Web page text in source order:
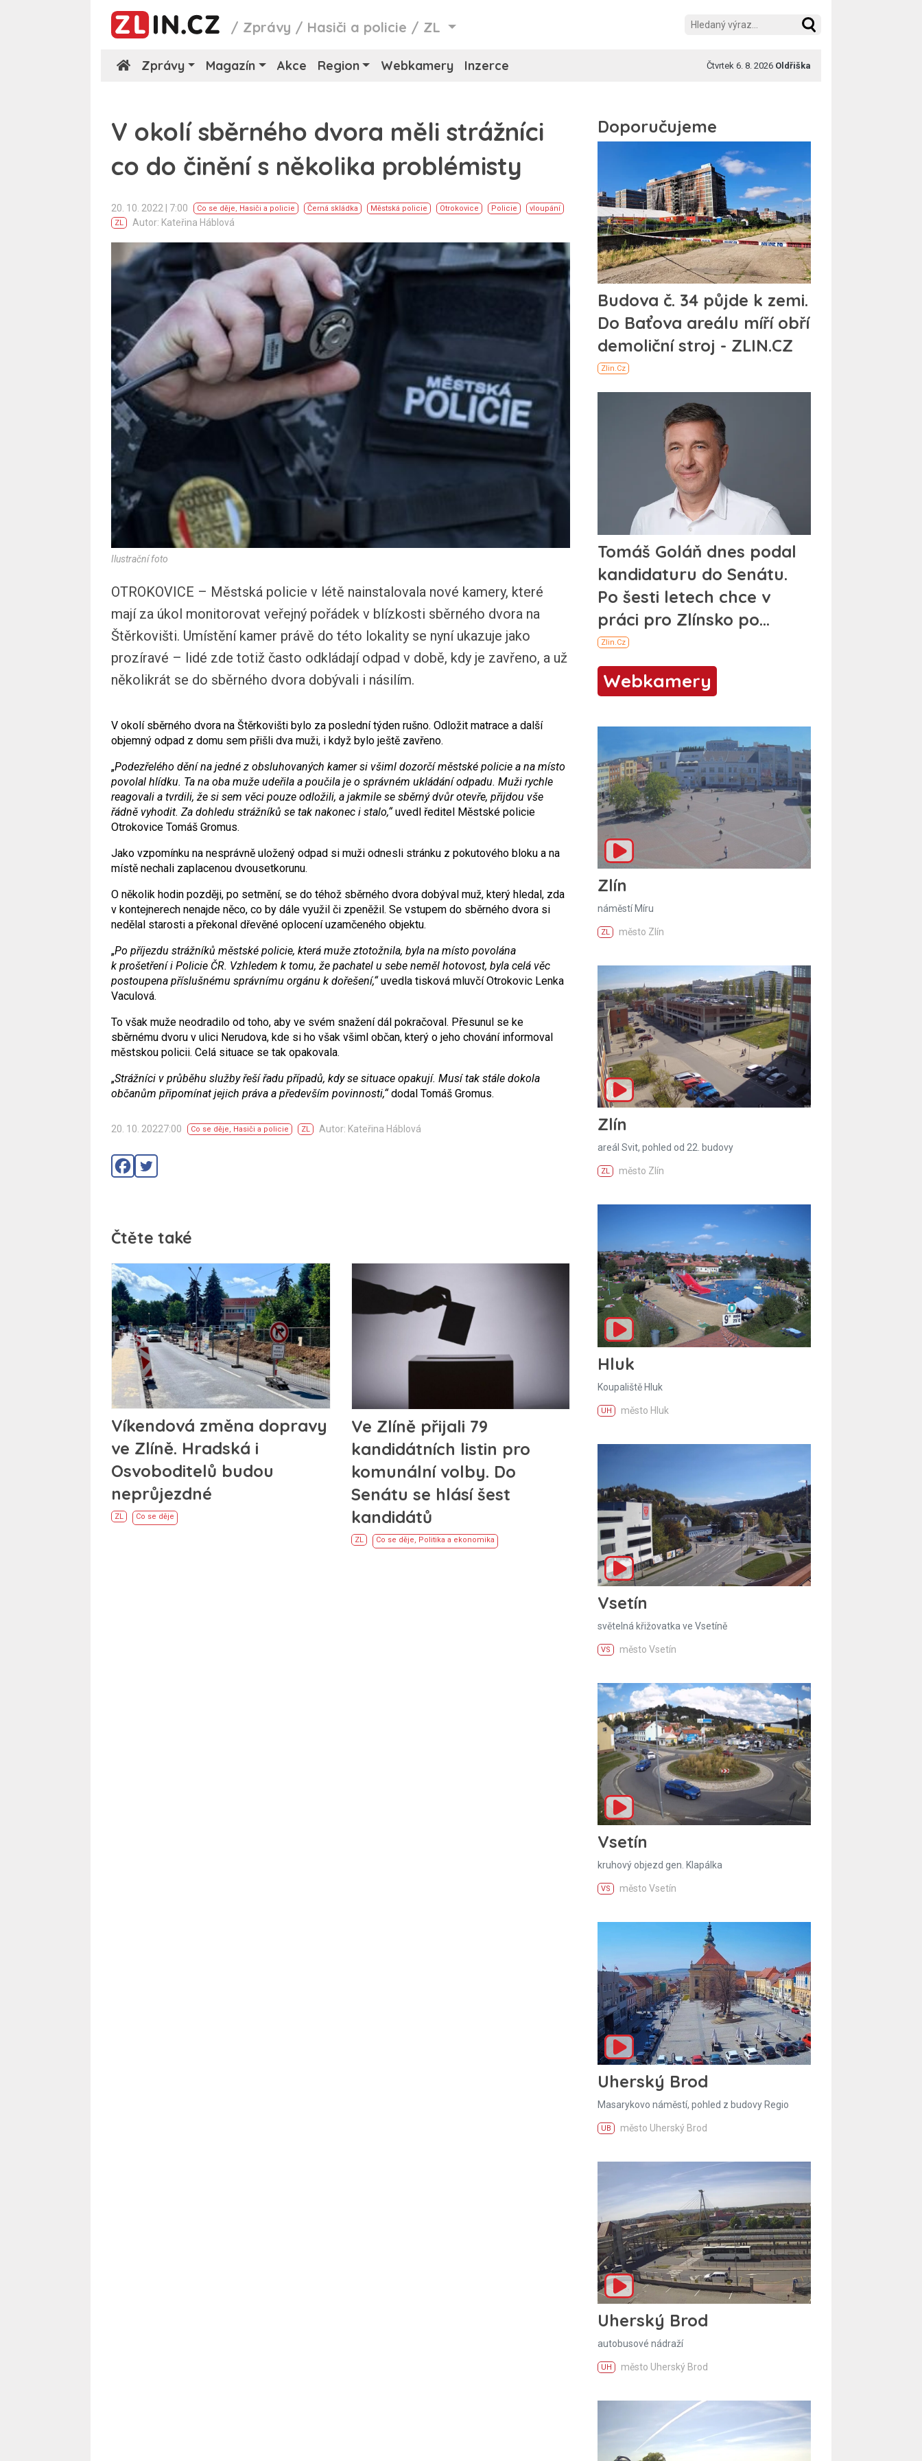
/ Zprávy / Hasiči a policie / ZL
Zprávy Magazín Akce Region Webkamery Inzerce Čtvrtek 6. 8. 2026 Oldřiška
V okolí sběrného dvora měli strážníci
co do činění s několika problémisty
20. 10. 2022 | 7:00 Co se děje, Hasiči a policie Černá skládka Městská policie Otrokovice Policie
vloupání
ZL
Autor: Kateřina Háblová
Ilustrační foto
OTROKOVICE – Městská policie v létě nainstalovala nové kamery, které
mají za úkol monitorovat veřejný pořádek v blízkosti sběrného dvora na
Štěrkovišti. Umístění kamer právě do této lokality se nyní ukazuje jako
prozíravé – lidé zde totiž často odkládají odpad v době, kdy je zavřeno, a už
několikrát se do sběrného dvora dobývali i násilím.
V okolí sběrného dvora na Štěrkovišti bylo za poslední týden rušno. Odložit matrace a další
objemný odpad z domu sem přišli dva muži, i když bylo ještě zavřeno.
„Podezřelého dění na jedné z obsluhovaných kamer si všiml dozorčí městské policie a na místo
povolal hlídku. Ta na oba muže udeřila a poučila je o správném ukládání odpadu. Muži rychle
reagovali a tvrdili, že si sem věci pouze odložili, a jakmile se sběrný dvůr otevře, přijdou vše
řádně vyhodit. Za dohledu strážníků se tak nakonec i stalo,“uvedl ředitel Městské policie
Otrokovice Tomáš Gromus.
Jako vzpomínku na nesprávně uložený odpad si muži odnesli stránku z pokutového bloku a na
místě nechali zaplacenou dvousetkorunu.
O několik hodin později, po setmění, se do téhož sběrného dvora dobýval muž, který hledal, zda
v kontejnerech nenajde něco, co by dále využil či zpeněžil. Se vstupem do sběrného dvora si
nedělal starosti a překonal dřevěné oplocení uzamčeného objektu.
„Po příjezdu strážníků městské policie, která muže ztotožnila, byla na místo povolána
k prošetření i Policie ČR. Vzhledem k tomu, že pachatel u sebe neměl hotovost, byla celá věc
postoupena příslušnému správnímu orgánu k dořešení,“uvedla tisková mluvčí Otrokovic Lenka
Vaculová.
To však muže neodradilo od toho, aby ve svém snažení dál pokračoval. Přesunul se ke
sběrnému dvoru v ulici Nerudova, kde si ho však všiml občan, který o jeho chování informoval
městskou policii. Celá situace se tak opakovala.
„Strážníci v průběhu služby řeší řadu případů, kdy se situace opakují. Musí tak stále dokola
občanům připomínat jejich práva a především povinnosti,“dodal Tomáš Gromus.
20. 10. 20227:00 Co se děje, Hasiči a policie ZL Autor: Kateřina Háblová
Čtěte také
Víkendová změna dopravy
ve Zlíně. Hradská i
Osvoboditelů budou
neprůjezdné
ZL Co se děje
Ve Zlíně přijali 79
kandidátních listin pro
komunální volby. Do
Senátu se hlásí šest
kandidátů
ZL Co se děje, Politika a ekonomika
Webkamery
Zlín
náměstí Míru
ZL město Zlín
Zlín
areál Svit, pohled od 22. budovy
ZL město Zlín
Hluk
Koupaliště Hluk
UH město Hluk
Vsetín
světelná křižovatka ve Vsetíně
VS město Vsetín
Vsetín
kruhový objezd gen. Klapálka
VS město Vsetín
Uherský Brod
Masarykovo náměstí, pohled z budovy Regio
UB město Uherský Brod
Uherský Brod
autobusové nádraží
UH město Uherský Brod